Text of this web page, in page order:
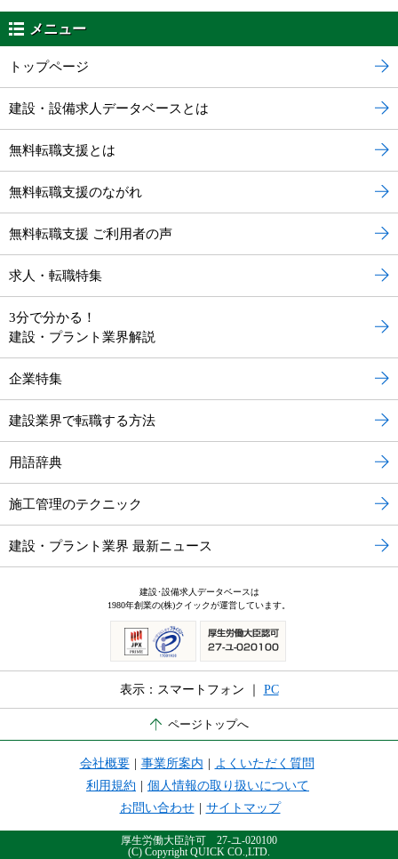
メニュー
トップページ
建設・設備求人データベースとは
無料転職支援とは
無料転職支援のながれ
無料転職支援 ご利用者の声
求人・転職特集
3分で分かる！
建設・プラント業界解説
企業特集
建設業界で転職する方法
用語辞典
施工管理のテクニック
建設・プラント業界 最新ニュース
建設･設備求人データベースは
1980年創業の(株)クイックが運営しています。
表示：スマートフォン ｜ PC
ページトップへ
会社概要 事業所案内
よくいただく質問
利用規約
個人情報の取り扱いについて
お問い合わせ
サイトマップ
厚生労働大臣許可 27-ユ-020100
(C) Copyright QUICK CO.,LTD.